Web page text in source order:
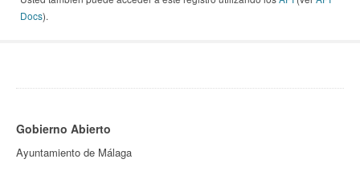
Docs).
Gobierno Abierto
Ayuntamiento de Málaga